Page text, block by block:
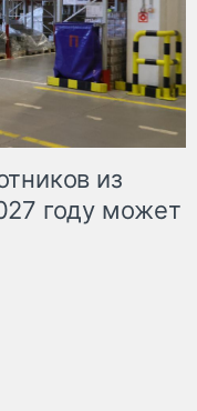
из
году может